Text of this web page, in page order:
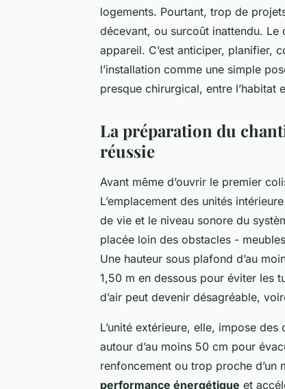
logements. Pourtant, trop de
décevant, ou surcoût inattendu. Le
appareil. C’est anticiper, planifier,
l’installation comme une simple
presque chirurgical, entre l’habitat
La préparation du
réussie
Avant même d’ouvrir le premier
L’emplacement des unités
de vie et le niveau sonore du
placée loin des obstacles -
Une hauteur sous plafond d’au
1,50 m en dessous pour éviter les
d’air peut devenir désagréable,
L’unité extérieure, elle, impose
autour d’au moins 50 cm pour
renfoncement ou trop proche d’un
performance énergétique et